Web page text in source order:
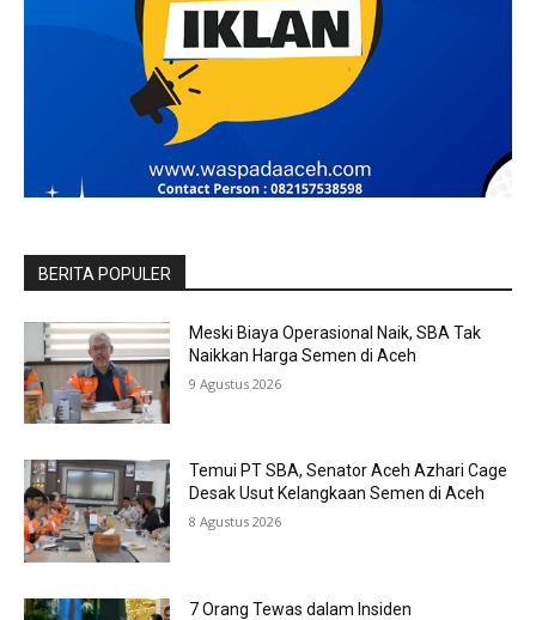
BERITA POPULER
Meski Biaya Operasional Naik, SBA Tak
Naikkan Harga Semen di Aceh
9 Agustus 2026
Temui PT SBA, Senator Aceh Azhari Cage
Desak Usut Kelangkaan Semen di Aceh
8 Agustus 2026
7 Orang Tewas dalam Insiden